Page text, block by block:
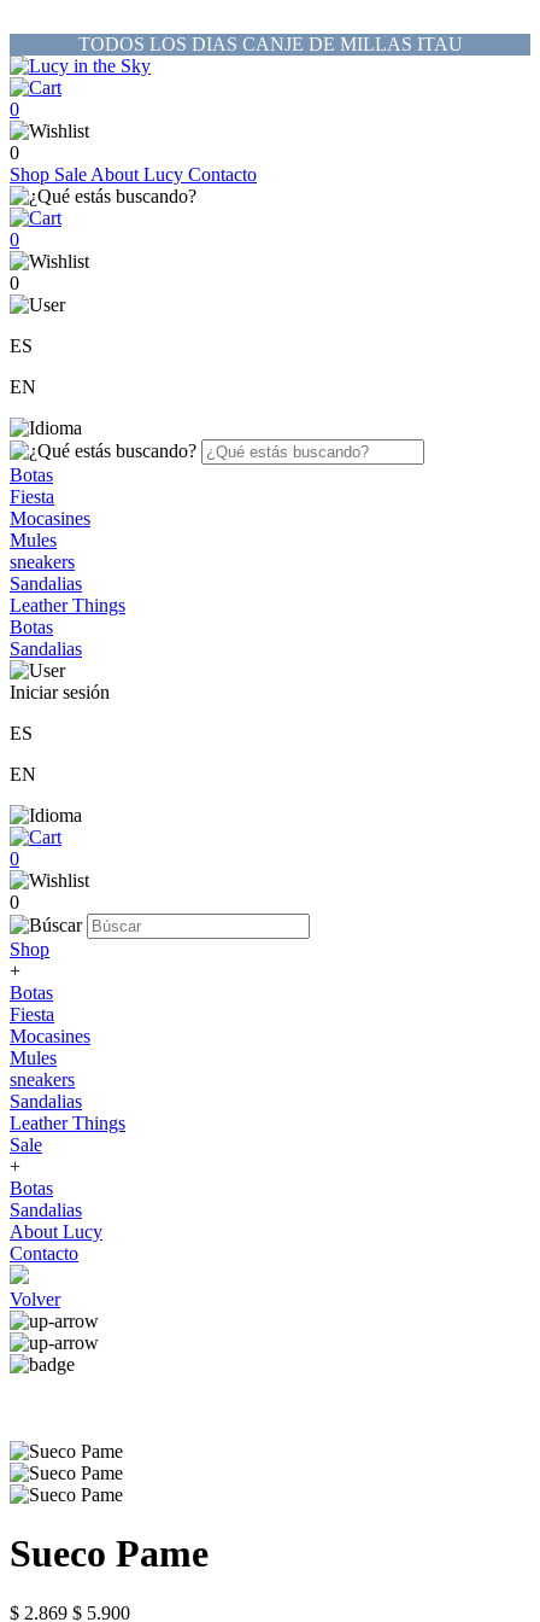
TODOS LOS DIAS CANJE DE MILLAS ITAU
0
0
Shop Sale About Lucy Contacto
0
0
ES
EN
Botas
Fiesta
Mocasines
Mules
sneakers
Sandalias
Leather Things
Botas
Sandalias
Iniciar sesión
ES
EN
0
0
Shop
+
Botas
Fiesta
Mocasines
Mules
sneakers
Sandalias
Leather Things
Sale
+
Botas
Sandalias
About Lucy
Contacto
Volver
Sueco Pame
$ 2.869 $ 5.900